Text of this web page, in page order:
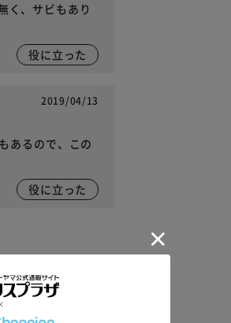
く、サビもあり
役に立った
2019/04/13
あるので、この
役に立った